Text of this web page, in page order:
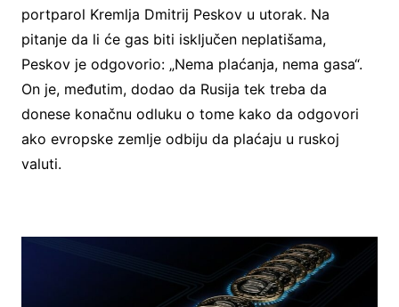
portparol Kremlja Dmitrij Peskov u utorak. Na
pitanje da li će gas biti isključen neplatišama,
Peskov je odgovorio: „Nema plaćanja, nema gasa“.
On je, međutim, dodao da Rusija tek treba da
donese konačnu odluku o tome kako da odgovori
ako evropske zemlje odbiju da plaćaju u ruskoj
valuti.